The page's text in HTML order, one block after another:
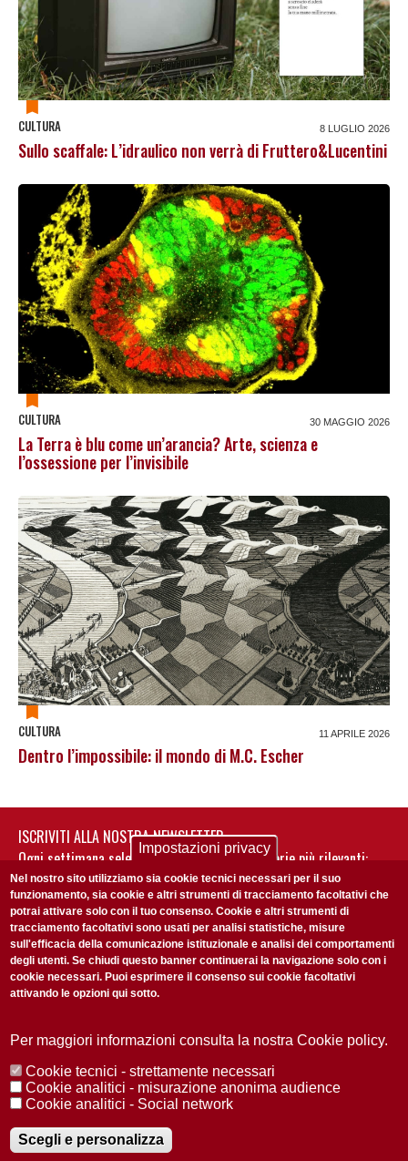
CULTURA 8 LUGLIO 2026
Sullo scaffale: L’idraulico non verrà di Fruttero&Lucentini
CULTURA 30 MAGGIO 2026
La Terra è blu come un’arancia? Arte, scienza e
l’ossessione per l’invisibile
CULTURA 11 APRILE 2026
Dentro l’impossibile: il mondo di M.C. Escher
ISCRIVITI ALLA NOSTRA NEWSLETTER
Ogni settimana selezioniamo per te nostre storie più rilevanti:
non perderti gli aggiornamenti della nostra newsletter
Accetto laPrivacy Policy
Redazione Copyright Privacy
Area stampa
© 2025 Università di Padova
Registrazione presso il Tribunale di Padova n. 2097/2012 del 18 giugno
2012
Impostazioni privacy
Nel nostro sito utilizziamo sia cookie tecnici necessari per il suo
funzionamento, sia cookie e altri strumenti di tracciamento facoltativi che
potrai attivare solo con il tuo consenso. Cookie e altri strumenti di
tracciamento facoltativi sono usati per analisi statistiche, misure
sull'efficacia della comunicazione istituzionale e analisi dei comportamenti
degli utenti. Se chiudi questo banner continuerai la navigazione solo con i
cookie necessari. Puoi esprimere il consenso sui cookie facoltativi
attivando le opzioni qui sotto.
Per maggiori informazioni consulta la nostra Cookie policy.
Cookie tecnici - strettamente necessari
Cookie analitici - misurazione anonima audience
Cookie analitici - Social network
Scegli e personalizza